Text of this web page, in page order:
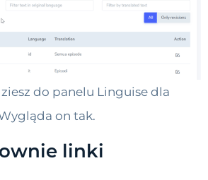
do panelu Linguise dla
on tak.
linki